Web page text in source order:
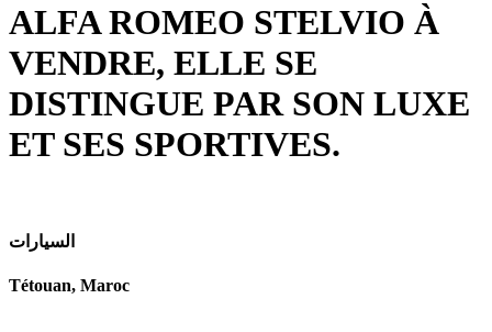
ALFA ROMEO STELVIO À
VENDRE, ELLE SE
DISTINGUE PAR SON LUXE
ET SES SPORTIVES.
السيارات
Tétouan, Maroc